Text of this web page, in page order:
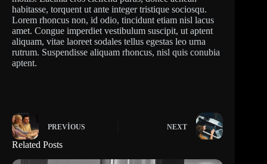
habitasse, torquent ut ante integer tristique sociosqu.
Lorem rhoncus non, id odio, tincidunt etiam nisl lacus
amet. Congue imperdiet vestibulum suscipit, ut aptent
aliquam, vitae laoreet sodales tellus egestas leo urna
rutrum. Suspendisse aliquam rhoncus, nisl quis conubia
aptent.
PREVIOUS NEXT
Related Posts